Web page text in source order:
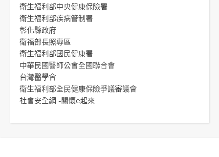
衛生福利部中央健康保險署
衛生福利部疾病管制署
彰化縣政府
衛福部長照專區
衛生福利部國民健康署
中華民國醫師公會全國聯合會
台灣醫學會
衛生福利部全民健康保險爭議審議會
社會安全網 -關懷e起來